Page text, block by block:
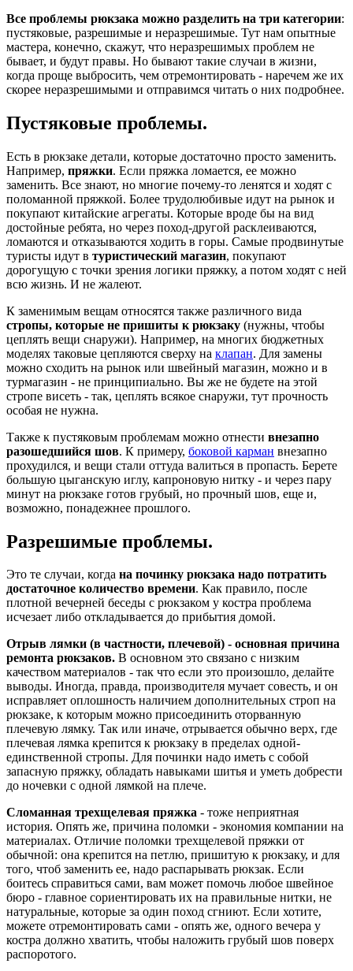
Все проблемы рюкзака можно разделить на три категории:
пустяковые, разрешимые и неразрешимые. Тут нам опытные
мастера, конечно, скажут, что неразрешимых проблем не
бывает, и будут правы. Но бывают такие случаи в жизни,
когда проще выбросить, чем отремонтировать - наречем же их
скорее неразрешимыми и отправимся читать о них подробнее.
Пустяковые проблемы.
Есть в рюкзаке детали, которые достаточно просто заменить.
Например, пряжки. Если пряжка ломается, ее можно
заменить. Все знают, но многие почему-то ленятся и ходят с
поломанной пряжкой. Более трудолюбивые идут на рынок и
покупают китайские агрегаты. Которые вроде бы на вид
достойные ребята, но через поход-другой расклеиваются,
ломаются и отказываются ходить в горы. Самые продвинутые
туристы идут в туристический магазин, покупают
дорогущую с точки зрения логики пряжку, а потом ходят с ней
всю жизнь. И не жалеют.
К заменимым вещам относятся также различного вида
стропы, которые не пришиты к рюкзаку (нужны, чтобы
цеплять вещи снаружи). Например, на многих бюджетных
моделях таковые цепляются сверху на клапан. Для замены
можно сходить на рынок или швейный магазин, можно и в
турмагазин - не принципиально. Вы же не будете на этой
стропе висеть - так, цеплять всякое снаружи, тут прочность
особая не нужна.
Также к пустяковым проблемам можно отнести внезапно
разошедшийся шов. К примеру, боковой карман внезапно
прохудился, и вещи стали оттуда валиться в пропасть. Берете
большую цыганскую иглу, капроновую нитку - и через пару
минут на рюкзаке готов грубый, но прочный шов, еще и,
возможно, понадежнее прошлого.
Разрешимые проблемы.
Это те случаи, когда на починку рюкзака надо потратить
достаточное количество времени. Как правило, после
плотной вечерней беседы с рюкзаком у костра проблема
исчезает либо откладывается до прибытия домой.
Отрыв лямки (в частности, плечевой) - основная причина
ремонта рюкзаков. В основном это связано с низким
качеством материалов - так что если это произошло, делайте
выводы. Иногда, правда, производителя мучает совесть, и он
исправляет оплошность наличием дополнительных строп на
рюкзаке, к которым можно присоединить оторванную
плечевую лямку. Так или иначе, отрывается обычно верх, где
плечевая лямка крепится к рюкзаку в пределах одной-
единственной стропы. Для починки надо иметь с собой
запасную пряжку, обладать навыками шитья и уметь добрести
до ночевки с одной лямкой на плече.
Сломанная трехщелевая пряжка - тоже неприятная
история. Опять же, причина поломки - экономия компании на
материалах. Отличие поломки трехщелевой пряжки от
обычной: она крепится на петлю, пришитую к рюкзаку, и для
того, чтоб заменить ее, надо распарывать рюкзак. Если
боитесь справиться сами, вам может помочь любое швейное
бюро - главное сориентировать их на правильные нитки, не
натуральные, которые за один поход сгниют. Если хотите,
можете отремонтировать сами - опять же, одного вечера у
костра должно хватить, чтобы наложить грубый шов поверх
распоротого.